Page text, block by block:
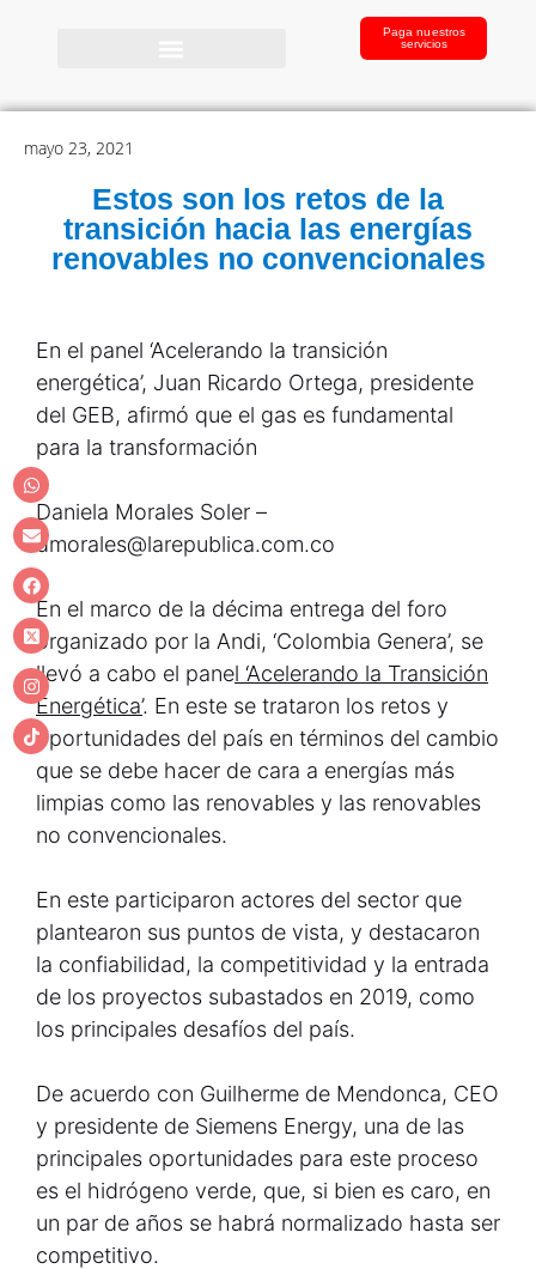
Paga nuestros
servicios
mayo 23, 2021
Estos son los retos de la
transición hacia las energías
renovables no convencionales
En el panel ‘Acelerando la transición
energética’, Juan Ricardo Ortega, presidente
del GEB, afirmó que el gas es fundamental
para la transformación
Daniela Morales Soler –
dmorales@larepublica.com.co
En el marco de la décima entrega del foro
organizado por la Andi, ‘Colombia Genera’, se
llevó a cabo el panel ‘Acelerando la Transición
Energética’. En este se trataron los retos y
oportunidades del país en términos del cambio
que se debe hacer de cara a energías más
limpias como las renovables y las renovables
no convencionales.
En este participaron actores del sector que
plantearon sus puntos de vista, y destacaron
la confiabilidad, la competitividad y la entrada
de los proyectos subastados en 2019, como
los principales desafíos del país.
De acuerdo con Guilherme de Mendonca, CEO
y presidente de Siemens Energy, una de las
principales oportunidades para este proceso
es el hidrógeno verde, que, si bien es caro, en
un par de años se habrá normalizado hasta ser
competitivo.